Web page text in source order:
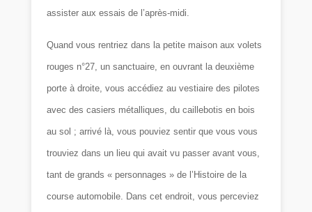
assister aux essais de l’après-midi.
Quand vous rentriez dans la petite maison aux volets
rouges n°27, un sanctuaire, en ouvrant la deuxième
porte à droite, vous accédiez au vestiaire des pilotes
avec des casiers métalliques, du caillebotis en bois
au sol ; arrivé là, vous pouviez sentir que vous vous
trouviez dans un lieu qui avait vu passer avant vous,
tant de grands « personnages » de l’Histoire de la
course automobile. Dans cet endroit, vous perceviez